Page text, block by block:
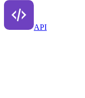
API